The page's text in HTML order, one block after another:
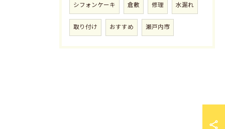
シフォンケーキ 倉敷 修理 水漏れ
取り付け おすすめ 瀬戸内市